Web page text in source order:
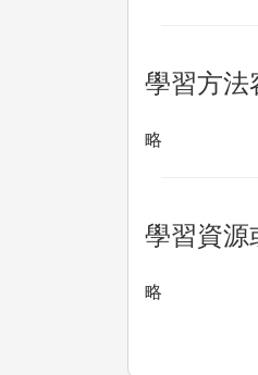
學習方法
略
學習資源
略